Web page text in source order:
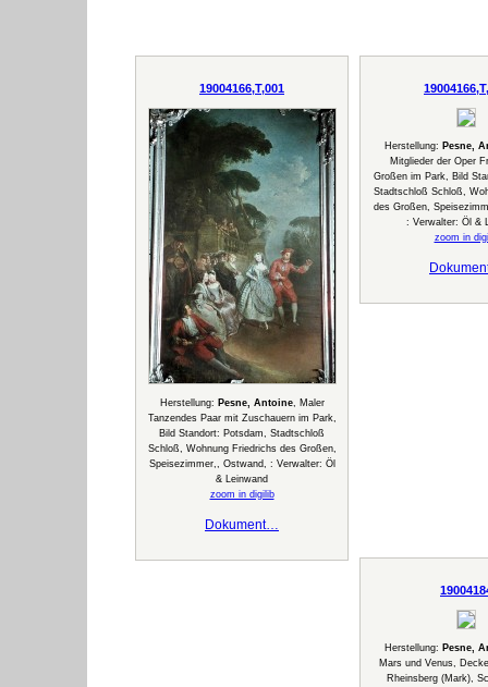
19004166,T,001
Herstellung: Pesne, Antoine, Maler
Tanzendes Paar mit Zuschauern im Park,
Bild Standort: Potsdam, Stadtschloß
Schloß, Wohnung Friedrichs des Großen,
Speisezimmer,, Ostwand, : Verwalter: Öl
& Leinwand
zoom in digilib
Dokument…
Herstellung: Pesne,
Mitglieder der Oper
Großen im Park, Bild
Stadtschloß Schloß,
des Großen,
: Verwalter: Öl &
zoom in
Herstellung: Pesne,
Mars und Venus,
Rheinsberg (Mark),